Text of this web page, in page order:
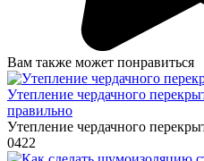
Вам также может понравиться
Утепление чердачного
правильно
Утепление чердачного
0422